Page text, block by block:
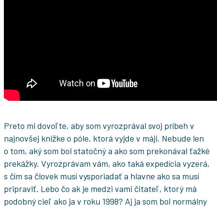
Preto mi dovoľte, aby som vyrozprával svoj príbeh v
najnovšej knižke o póle, ktorá vyjde v máji. Nebude len
o tom, aký som bol statočný a ako som prekonával ťažké
prekážky. Vyrozprávam vám, ako taká expedícia vyzerá,
s čím sa človek musí vysporiadať a hlavne ako sa musí
pripraviť. Lebo čo ak je medzi vami čitateľ, ktorý má
podobný cieľ ako ja v roku 1998? Aj ja som bol normálny